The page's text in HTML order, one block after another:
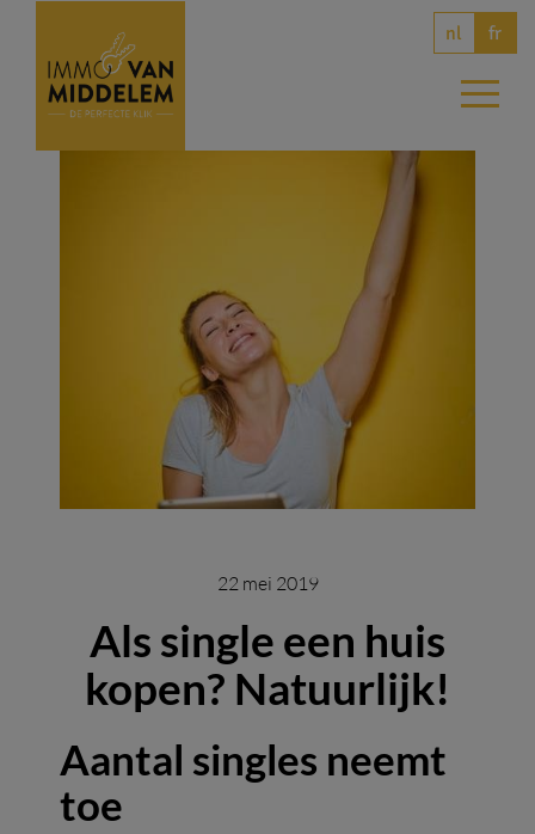
nl fr
22 mei 2019
Als single een huis
kopen? Natuurlijk!
Aantal singles neemt
toe